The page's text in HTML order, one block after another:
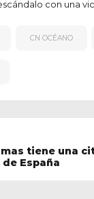
con una
CN OCÉANO
tiene una
España